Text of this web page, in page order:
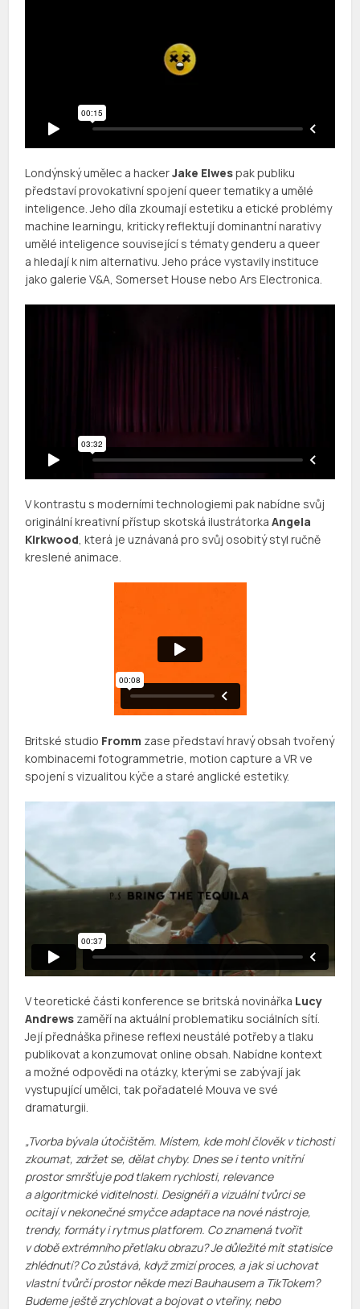
Londýnský umělec a hackerJake Elwespak publiku
představí provokativní spojení queer tematiky a umělé
inteligence. Jeho díla zkoumají estetiku a etické problémy
machine learningu, kriticky reflektují dominantní narativy
umělé inteligence související s tématy genderu a queer
a hledají k nim alternativu. Jeho práce vystavily instituce
jako galerie V&A, Somerset House nebo Ars Electronica.
V kontrastu s moderními technologiemi pak nabídne svůj
originální kreativní přístup skotská ilustrátorkaAngela
Kirkwood, která je uznávaná pro svůj osobitý styl ručně
kreslené animace.
Britské studio Fromm zase představí hravý obsah tvořený
kombinacemi fotogrammetrie, motion capture a VR ve
spojení s vizualitou kýče a staré anglické estetiky.
V teoretické části konference se britská novinářka Lucy
Andrews zaměří na aktuální problematiku sociálních sítí.
Její přednáška přinese reflexi neustálé potřeby a tlaku
publikovat a konzumovat online obsah. Nabídne kontext
a možné odpovědi na otázky, kterými se zabývají jak
vystupující umělci, tak pořadatelé Mouva ve své
dramaturgii.
„Tvorba bývala útočištěm. Místem, kde mohl člověk v tichosti
zkoumat, zdržet se, dělat chyby. Dnes se i tento vnitřní
prostor smršťuje pod tlakem rychlosti, relevance
a algoritmické viditelnosti. Designéři a vizuální tvůrci se
ocitají v nekonečné smyčce adaptace na nové nástroje,
trendy, formáty i rytmus platforem. Co znamená tvořit
v době extrémního přetlaku obrazu? Je důležité mít statisíce
zhlédnutí? Co zůstává, když zmizí proces, a jak si uchovat
vlastní tvůrčí prostor někde mezi Bauhausem a TikTokem?
Budeme ještě zrychlovat a bojovat o vteřiny, nebo